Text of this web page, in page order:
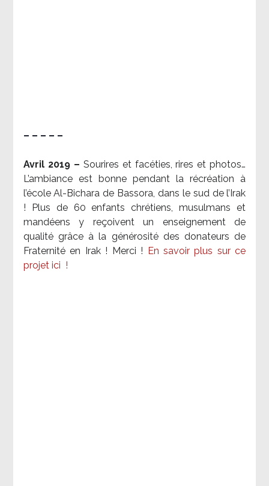
– – – – –
Avril 2019 – Sourires et facéties, rires et photos…
L’ambiance est bonne pendant la récréation à
l’école Al-Bichara de Bassora, dans le sud de l’Irak
! Plus de 60 enfants chrétiens, musulmans et
mandéens y reçoivent un enseignement de
qualité grâce à la générosité des donateurs de
Fraternité en Irak ! Merci !
En savoir plus sur ce
projet ici !